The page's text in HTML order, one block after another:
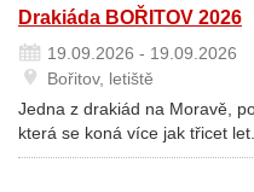
Drakiáda BOŘITOV 2026
19.09.2026 - 19.09.2026
Bořitov, letiště
Jedna z drakiád na Moravě,
která se koná více jak třicet